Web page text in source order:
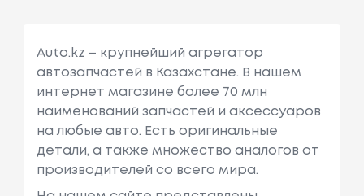
Auto.kz – крупнейший агрегатор
автозапчастей в Казахстане. В нашем
интернет магазине более 70 млн
наименований запчастей и аксессуаров
на любые авто. Есть оригинальные
детали, а также множество аналогов от
производителей со всего мира.